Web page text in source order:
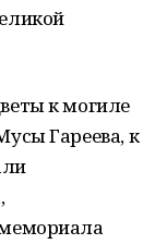
к могиле
Гареева, к